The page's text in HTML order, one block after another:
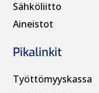
Sähköliitto
Aineistot
Pikalinkit
Työttömyyskassa